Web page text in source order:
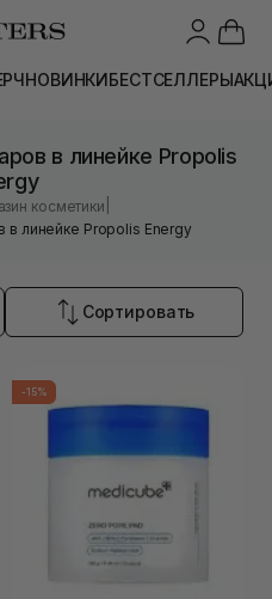
НОВИНКИБЕСТСЕЛЛЕРЫ
в линейке Propolis
косметики
в линейке Propolis Energy
Сортировать
-15%